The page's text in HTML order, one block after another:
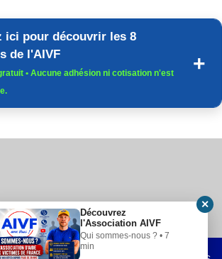
ici pour découvrir les 8
de l'AIVF
• Aucune adhésion ni cotisation n'est
Découvrez
l'Association AIVF
Qui sommes-nous ? • 7
min
✕